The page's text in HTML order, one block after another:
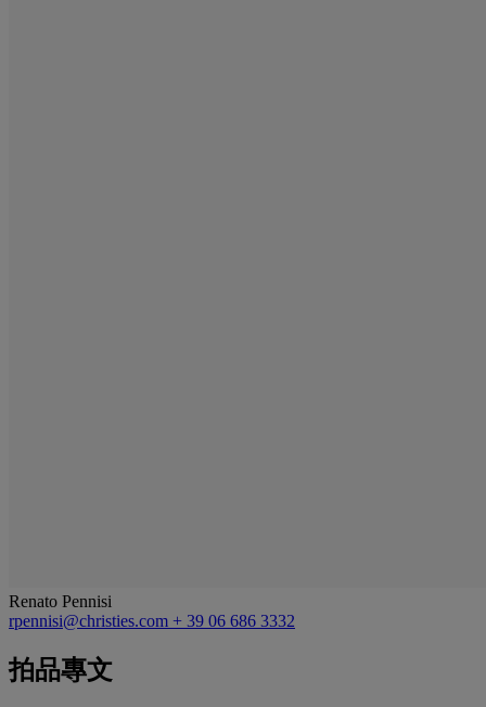
Renato Pennisi
rpennisi@christies.com + 39 06 686 3332
拍品專文